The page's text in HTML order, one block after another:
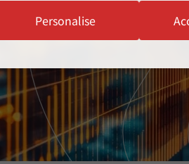
Personalise